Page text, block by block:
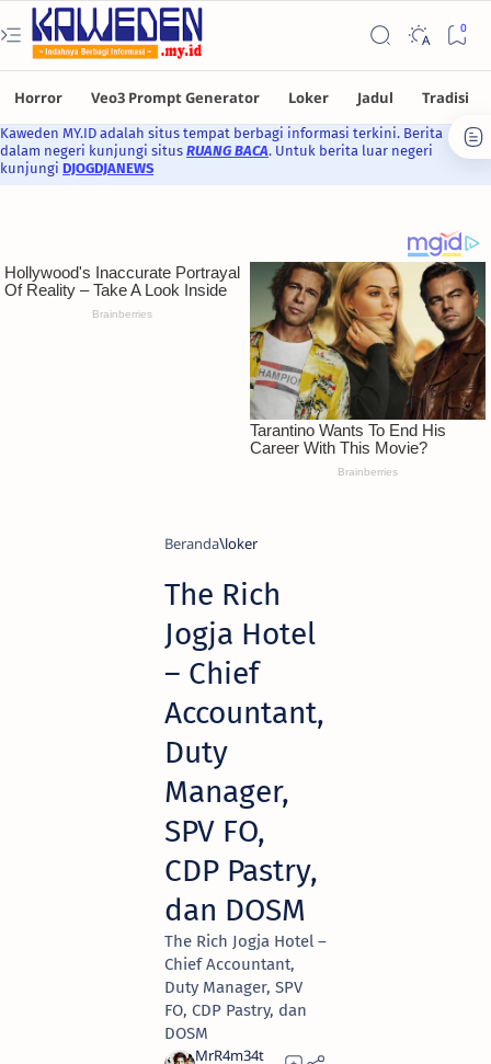
Kaweden MY.ID adalah situs tempat berbagi informasi terkini. Berita
dalam negeri kunjungi situs RUANG BACA. Untuk berita luar negeri
kunjungi DJOGDJANEWS
Beranda loker
The Rich
Jogja Hotel
– Chief
Accountant,
Duty
Manager,
SPV FO,
CDP Pastry,
dan DOSM
The Rich Jogja Hotel –
Chief Accountant,
Duty Manager, SPV
FO, CDP Pastry, dan
DOSM